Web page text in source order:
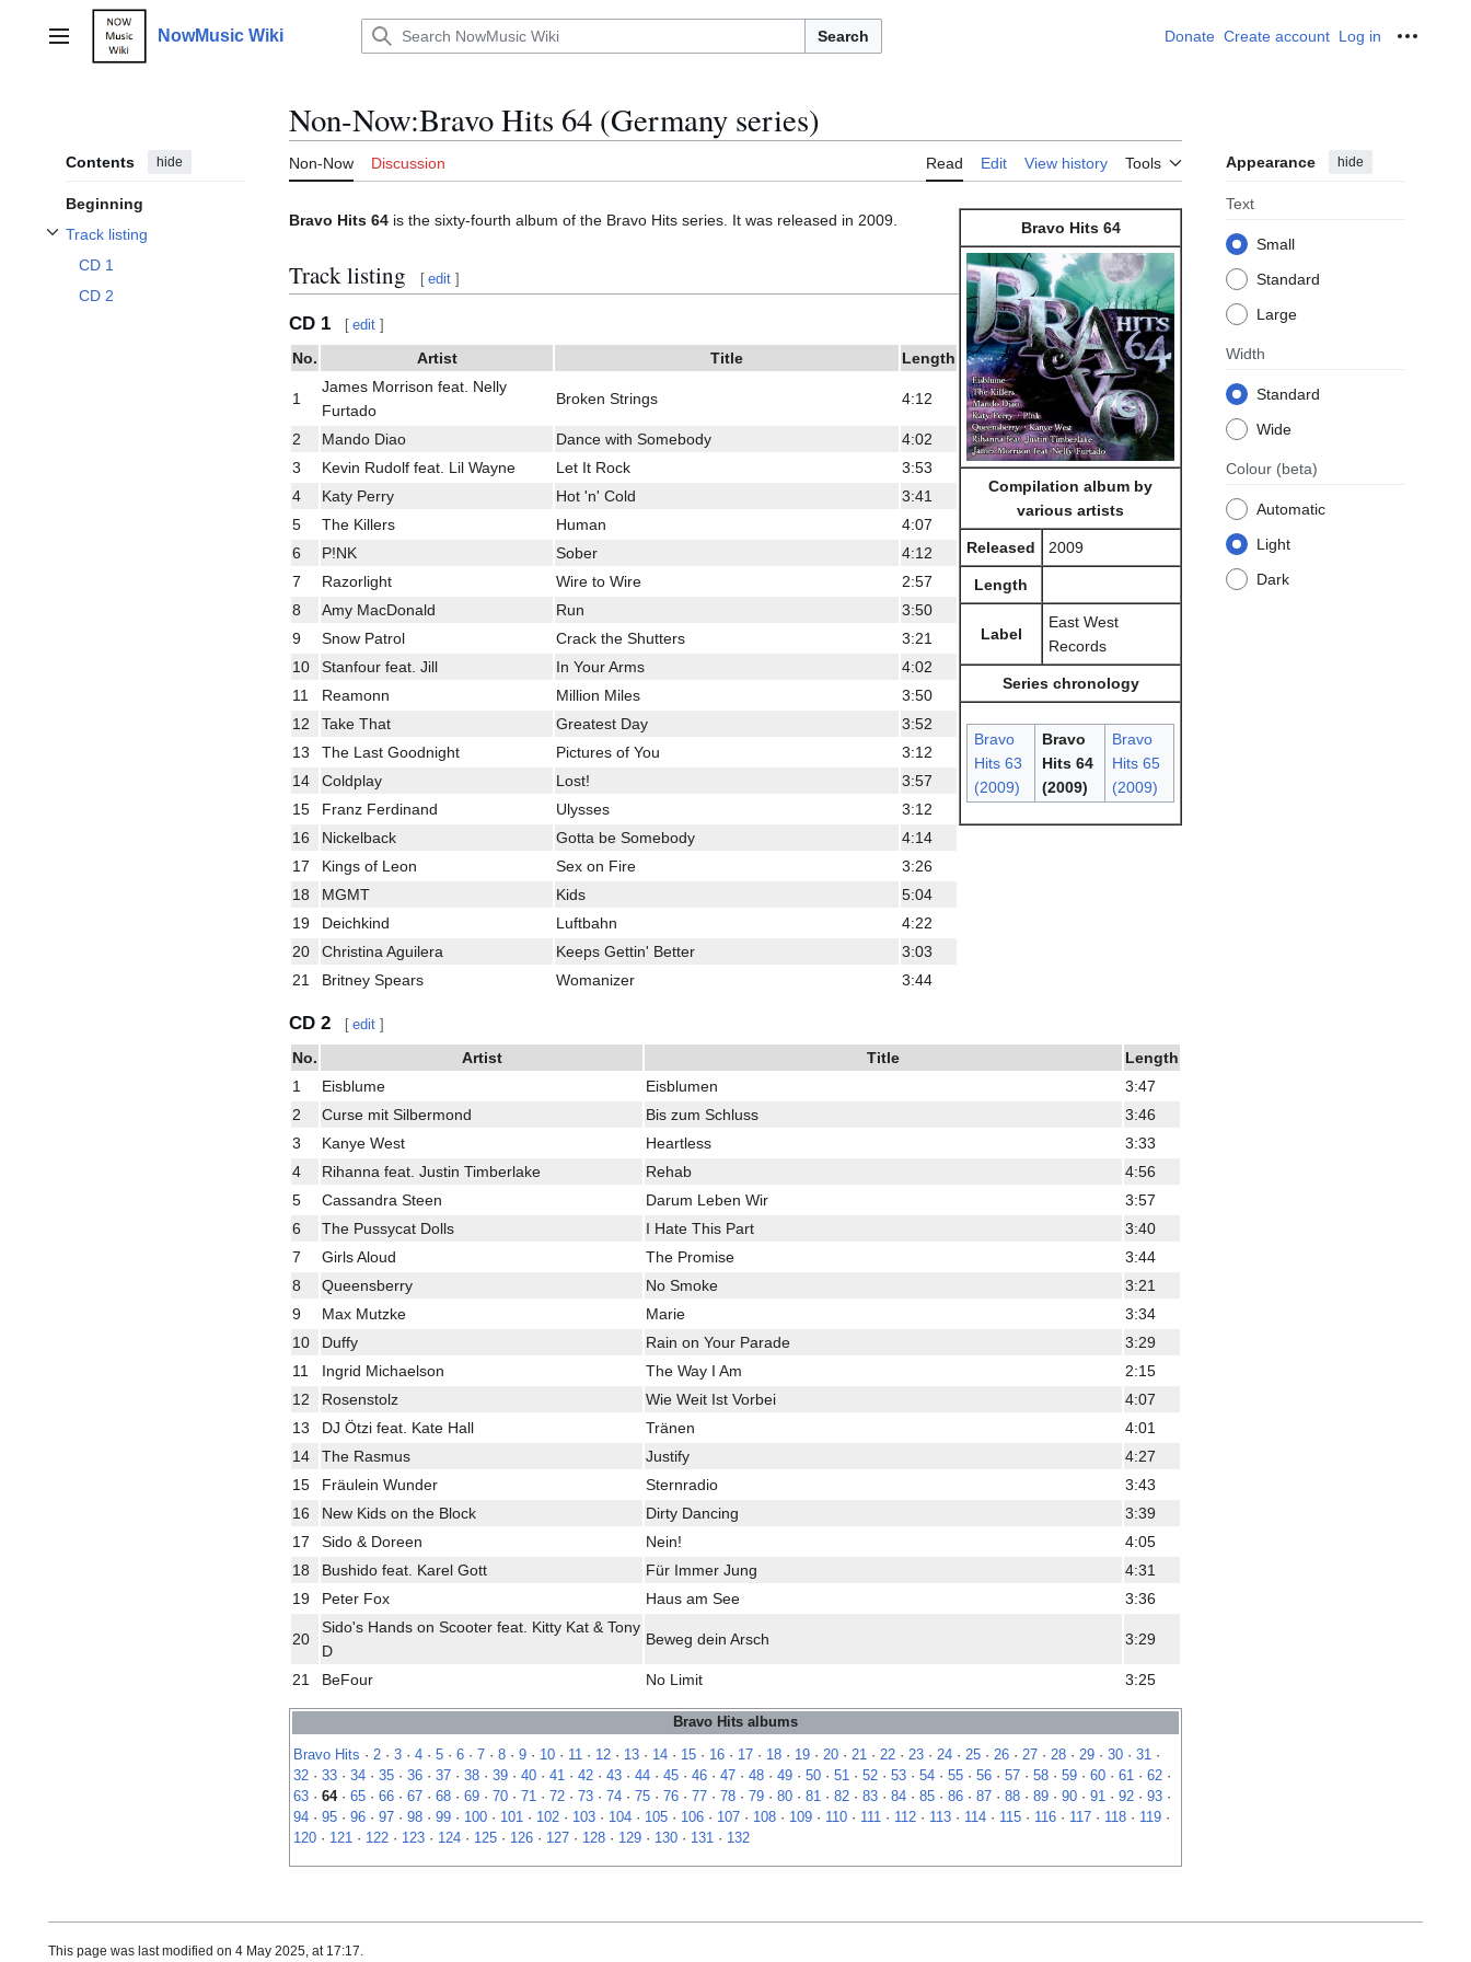
contentMain menu NowMusic Wiki Search Donate Create account Log in
Contents hide
Beginning
Track listing
Toggle Track listing subsection
CD 1
CD 2
Non-Now:Bravo Hits 64 (Germany series)
Non-Now Discussion Read Edit View history Tools Appearance hide
Text
Small
Standard
Large
Width
Standard
Wide
Colour (beta)
Automatic
Light
Dark
Bravo Hits 64
Compilation album by
various artists
Released 2009
Length
Label
East West
Records
Series chronology
Bravo
Hits 63
(2009)
Bravo
Hits 64
(2009)
Bravo
Hits 65
(2009)
Bravo Hits 64 is the sixty-fourth album of the Bravo Hits series. It was released in 2009.
Track listing [ edit ]
CD 1 [ edit ]
No. Artist Title Length
1
James Morrison feat. Nelly
Furtado
Broken Strings 4:12
2 Mando Diao Dance with Somebody
4:02
3
Kevin Rudolf feat. Lil Wayne Let It Rock
3:53
4
Katy Perry Hot 'n' Cold
3:41
5
The Killers Human
4:07
6
P!NK Sober
4:12
7
Razorlight Wire to Wire
2:57
8
Amy MacDonald Run
3:50
9
Snow Patrol Crack the Shutters
3:21
10
Stanfour feat. Jill In Your Arms
4:02
11
Reamonn Million Miles
3:50
12
Take That Greatest Day
3:52
13
The Last Goodnight Pictures of You
3:12
14
Coldplay Lost!
3:57
15
Franz Ferdinand Ulysses
3:12
16
Nickelback Gotta be Somebody
4:14
17
Kings of Leon Sex on Fire
3:26
18
MGMT Kids
5:04
19
Deichkind Luftbahn
4:22
20
Christina Aguilera Keeps Gettin' Better
3:03
21
Britney Spears Womanizer 3:44
CD 2 [ edit ]
No. Artist Title
Length
1
Eisblume Eisblumen
3:47
2
Curse mit Silbermond Bis zum Schluss
3:46
3
Kanye West Heartless
3:33
4
Rihanna feat. Justin Timberlake Rehab
4:56
5
Cassandra Steen Darum Leben Wir
3:57
6
The Pussycat Dolls I Hate This Part
3:40
7
Girls Aloud The Promise
3:44
8
Queensberry No Smoke
3:21
9
Max Mutzke Marie
3:34
10
Duffy Rain on Your Parade
3:29
11
Ingrid Michaelson The Way I Am
2:15
12
Rosenstolz Wie Weit Ist Vorbei
4:07
13
DJ Ötzi feat. Kate Hall Tränen
4:01
14
The Rasmus Justify
4:27
15
Fräulein Wunder Sternradio
3:43
16
New Kids on the Block Dirty Dancing
3:39
17
Sido & Doreen Nein!
4:05
18
Bushido feat. Karel Gott Für Immer Jung
4:31
19
Peter Fox Haus am See 3:36
20
Sido's Hands on Scooter feat. Kitty Kat & Tony
D
Beweg dein Arsch 3:29
21 BeFour No Limit 3:25
Bravo Hits albums
Bravo Hits · 2 · 3 · 4 · 5 · 6 · 7 · 8 · 9 · 10 · 11 · 12 · 13 · 14 · 15 · 16 · 17 · 18 · 19 · 20 · 21 · 22 · 23 · 24 · 25 · 26 · 27 · 28 · 29 · 30 · 31 ·
32 · 33 · 34 · 35 · 36 · 37 · 38 · 39 · 40 · 41 · 42 · 43 · 44 · 45 · 46 · 47 · 48 · 49 · 50 · 51 · 52 · 53 · 54 · 55 · 56 · 57 · 58 · 59 · 60 · 61 · 62 ·
63 · 64· 65 · 66 · 67 · 68 · 69 · 70 · 71 · 72 · 73 · 74 · 75 · 76 · 77 · 78 · 79 · 80 · 81 · 82 · 83 · 84 · 85 · 86 · 87 · 88 · 89 · 90 · 91 · 92 · 93 ·
94 · 95 · 96 · 97 · 98 · 99 · 100 · 101 · 102 · 103 · 104 · 105 · 106 · 107 · 108 · 109 · 110 · 111 · 112 · 113 · 114 · 115 · 116 · 117 · 118 · 119 ·
120 · 121 · 122 · 123 · 124 · 125 · 126 · 127 · 128 · 129 · 130 · 131 · 132
This page was last modified on 4 May 2025, at 17:17.